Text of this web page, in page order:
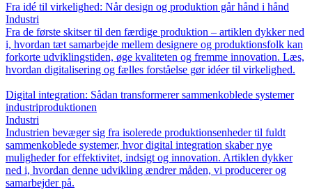
Fra idé til virkelighed: Når design og produktion går hånd i hånd
Industri
Fra de første skitser til den færdige produktion – artiklen dykker ned
i, hvordan tæt samarbejde mellem designere og produktionsfolk kan
forkorte udviklingstiden, øge kvaliteten og fremme innovation. Læs,
hvordan digitalisering og fælles forståelse gør idéer til virkelighed.
Digital integration: Sådan transformerer sammenkoblede systemer
industriproduktionen
Industri
Industrien bevæger sig fra isolerede produktionsenheder til fuldt
sammenkoblede systemer, hvor digital integration skaber nye
muligheder for effektivitet, indsigt og innovation. Artiklen dykker
ned i, hvordan denne udvikling ændrer måden, vi producerer og
samarbejder på.